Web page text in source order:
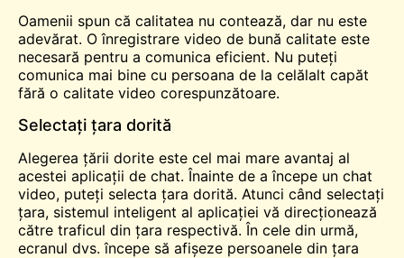
Oamenii spun că calitatea nu contează, dar nu este
adevărat. O înregistrare video de bună calitate este
necesară pentru a comunica eficient. Nu puteți
comunica mai bine cu persoana de la celălalt capăt
fără o calitate video corespunzătoare.
Selectați țara dorită
Alegerea țării dorite este cel mai mare avantaj al
acestei aplicații de chat. Înainte de a începe un chat
video, puteți selecta țara dorită. Atunci când selectați
țara, sistemul inteligent al aplicației vă direcționează
către traficul din țara respectivă. În cele din urmă,
ecranul dvs. începe să afișeze persoanele din țara